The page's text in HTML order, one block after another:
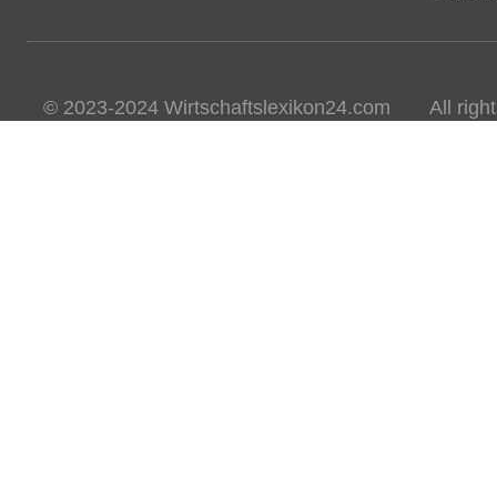
© 2023-2024 Wirtschaftslexikon24.com All